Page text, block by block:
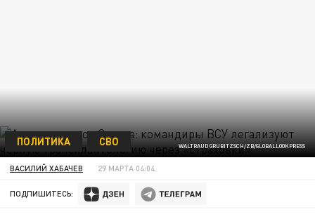
WALTRAUD GRUBITZSCH/ZB/GLOBALLOOKPRESS
ПОЛИТИКА СВО
ВАСИЛИЙ ХАБАЧЕВ 29 МАРТА 04:04
ПОДПИШИТЕСЬ: